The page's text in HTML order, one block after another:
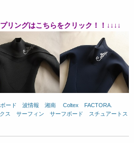
リングはこちらをクリック！！↓↓↓↓
ード 波情報 湘南 Coltex FACTORA.
ス サーフィン サーフボード
スチュアートス